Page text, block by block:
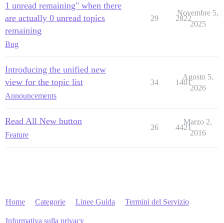
1 unread remaining" when there
are actually 0 unread topics
remaining
Bug
29 2822
Novembre 5,
2025
Introducing the unified new
view for the topic list
Announcements
34 1401
Agosto 5,
2026
Read All New button
Feature
26 4421
Marzo 2,
2016
Home Categorie Linee Guida Termini del Servizio
Informativa sulla privacy